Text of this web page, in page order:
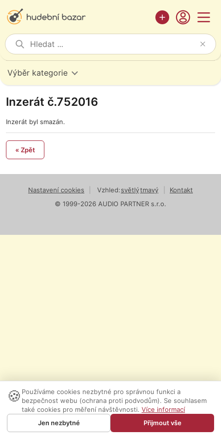
Výběr kategorie
Inzerát č.752016
Inzerát byl smazán.
« Zpět
Nastavení cookies Vzhled:světlýtmavý
Kontakt
© 1999-2026 AUDIO PARTNER s.r.o.
🍪 Používáme cookies nezbytné pro správnou funkci a
bezpečnost webu (ochrana proti podvodům). Se souhlasem
také cookies pro měření návštěvnosti. Více informací
Jen nezbytné
Přijmout vše